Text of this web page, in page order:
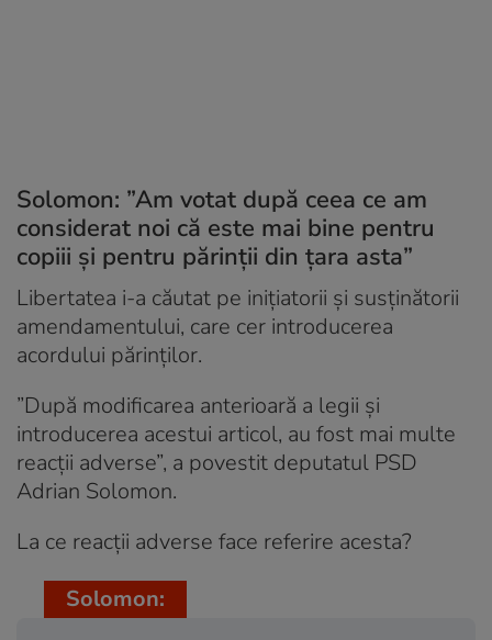
Solomon: ”Am votat după ceea ce am
considerat noi că este mai bine pentru
copiii și pentru părinții din țara asta”
Libertatea i-a căutat pe inițiatorii și susținătorii
amendamentului, care cer introducerea
acordului părinților.
”După modificarea anterioară a legii și
introducerea acestui articol, au fost mai multe
reacții adverse”, a povestit deputatul PSD
Adrian Solomon.
La ce reacții adverse face referire acesta?
Solomon: